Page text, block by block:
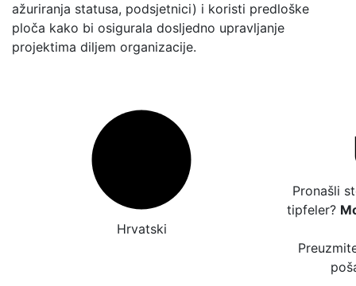
ažuriranja statusa, podsjetnici) i koristi predloške
ploča kako bi osigurala dosljedno upravljanje
projektima diljem organizacije.
Hrvatski
Pronašli
tipfeler?